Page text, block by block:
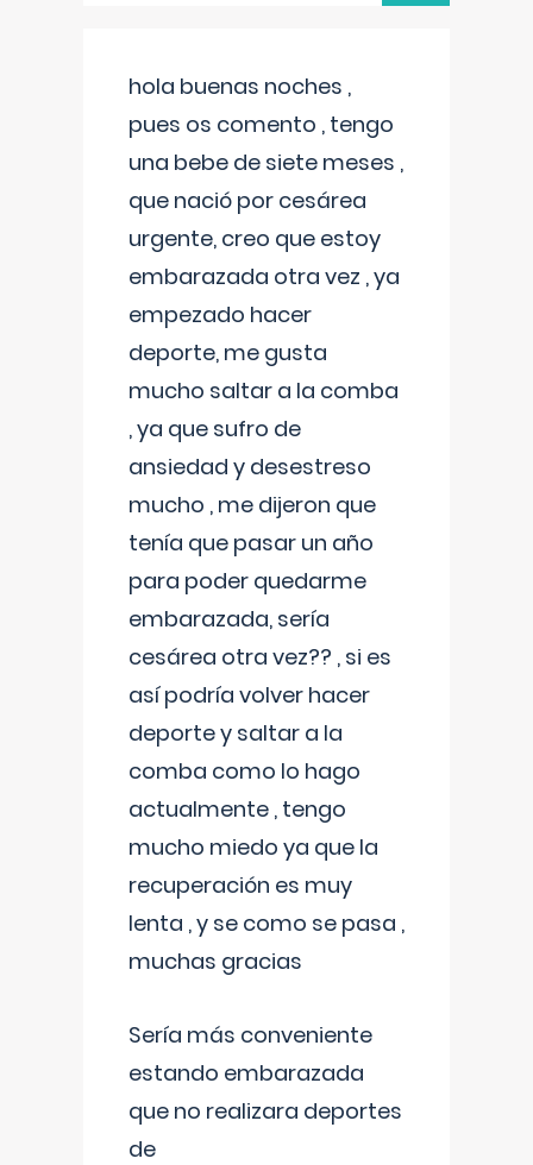
hola buenas noches ,
pues os comento , tengo
una bebe de siete meses ,
que nació por cesárea
urgente, creo que estoy
embarazada otra vez , ya
empezado hacer
deporte, me gusta
mucho saltar a la comba
, ya que sufro de
ansiedad y desestreso
mucho , me dijeron que
tenía que pasar un año
para poder quedarme
embarazada, sería
cesárea otra vez?? , si es
así podría volver hacer
deporte y saltar a la
comba como lo hago
actualmente , tengo
mucho miedo ya que la
recuperación es muy
lenta , y se como se pasa ,
muchas gracias
Sería más conveniente
estando embarazada
que no realizara deportes
de